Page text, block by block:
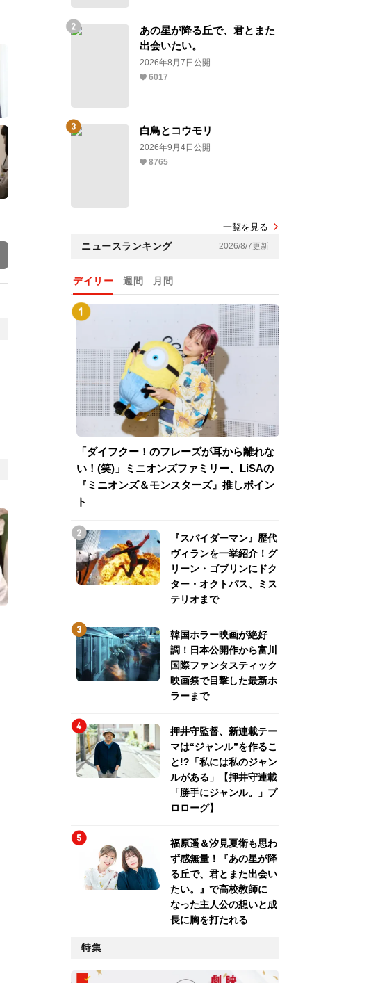
あの星が降る丘で、君とまた
出会いたい。
2026年8月7日公開
6017
白鳥とコウモリ
2026年9月4日公開
8765
一覧を見る
ニュースランキング 2026/8/7更新
デイリー 週間 月間
「ダイフクー！のフレーズが耳から離れな
い！(笑)」ミニオンズファミリー、LiSAの
『ミニオンズ＆モンスターズ』推しポイン
ト
『スパイダーマン』歴代
ヴィランを一挙紹介！グ
リーン・ゴブリンにドク
ター・オクトパス、ミス
テリオまで
韓国ホラー映画が絶好
調！日本公開作から富川
国際ファンタスティック
映画祭で目撃した最新ホ
ラーまで
押井守監督、新連載テー
マは“ジャンル”を作るこ
と!?「私には私のジャン
ルがある」【押井守連載
「勝手にジャンル。」プ
ロローグ】
福原遥＆汐見夏衛も思わ
ず感無量！『あの星が降
る丘で、君とまた出会い
たい。』で高校教師に
なった主人公の想いと成
長に胸を打たれる
特集